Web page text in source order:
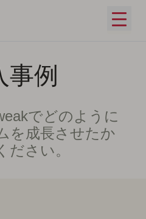
メイ
事例
でどのように
を成長させたか
ださい。